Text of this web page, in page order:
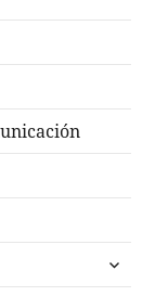
expande
el